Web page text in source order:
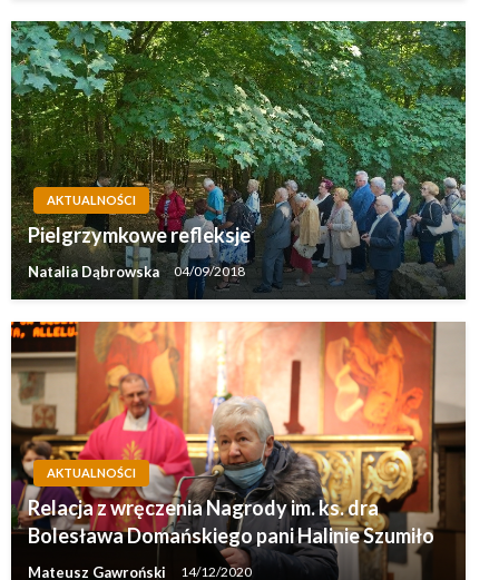
AKTUALNOŚCI
Pielgrzymkowe refleksje
Natalia Dąbrowska 04/09/2018
AKTUALNOŚCI
Relacja z wręczenia Nagrody im. ks. dra
Bolesława Domańskiego pani Halinie Szumiło
Mateusz Gawroński 14/12/2020